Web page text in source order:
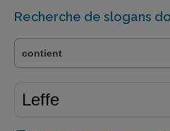
Recherche de slogans